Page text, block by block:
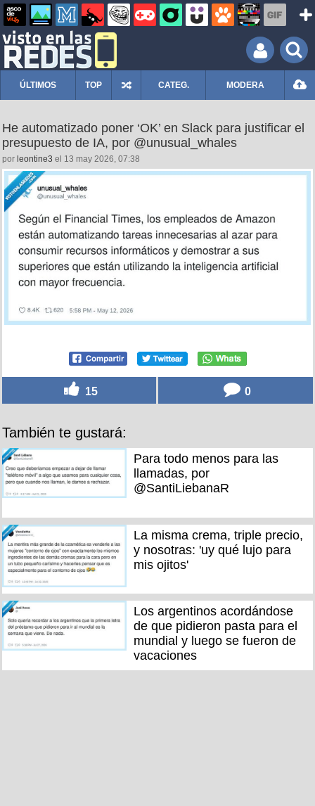
ÚLTIMOS TOP CATEG. MODERA
He automatizado poner ‘OK’ en Slack para justificar el
presupuesto de IA, por @unusual_whales
por leontine3 el 13 may 2026, 07:38
15 0
También te gustará:
Para todo menos para las
llamadas, por
@SantiLiebanaR
La misma crema, triple precio,
y nosotras: 'uy qué lujo para
mis ojitos'
Los argentinos acordándose
de que pidieron pasta para el
mundial y luego se fueron de
vacaciones